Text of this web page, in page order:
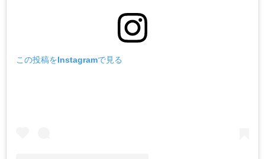
この投稿をInstagramで見る